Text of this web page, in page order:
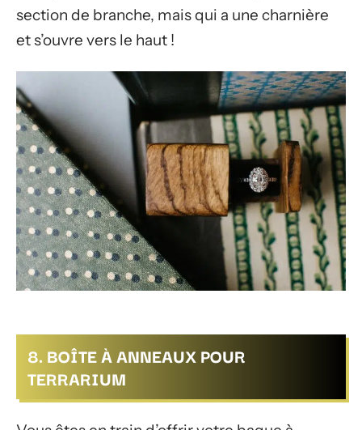
section de branche, mais qui a une charnière
et s’ouvre vers le haut !
8. BOÎTE À ANNEAUX POUR
TERRARIUM